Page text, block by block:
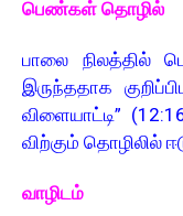
பெண்கள் தொழில்
பாலை நிலத்தில்
இருந்ததாக
விளையாட்டி”
விற்கும் தொழிலில்
வாழிடம்